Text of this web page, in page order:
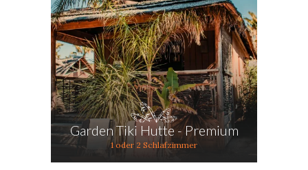
Garden Tiki Hutte - Premium
1 oder 2 Schlafzimmer